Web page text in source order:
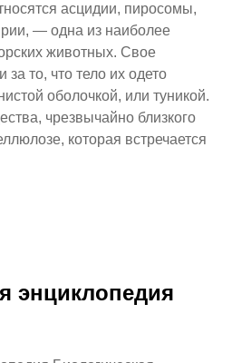
асцидии, пиросомы,
— одна из наиболее
животных. Свое
за то, что тело их одето
оболочкой, или туникой.
чрезвычайно близкого
которая встречается
энциклопедия